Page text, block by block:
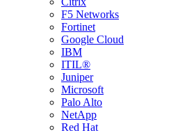
F5 Networks
Fortinet
Google Cloud
IBM
ITIL®
Juniper
Microsoft
Palo Alto
NetApp
Red Hat